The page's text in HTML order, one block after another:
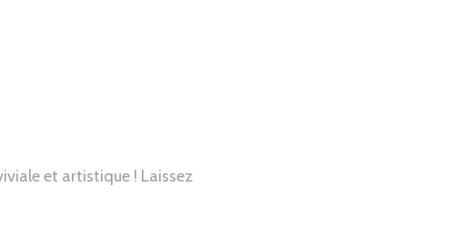
et artistique ! Laissez